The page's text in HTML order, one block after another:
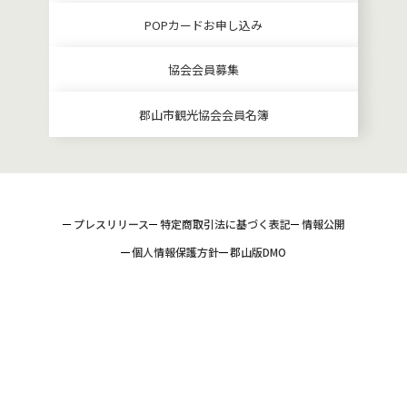
POPカードお申し込み
協会会員募集
郡山市観光協会会員名簿
プレスリリース 特定商取引法に基づく表記
情報公開
個人情報保護方針
郡山版DMO